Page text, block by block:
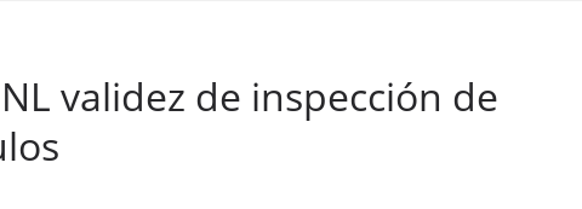
validez de inspección de